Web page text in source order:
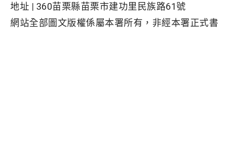
地址 | 360苗栗縣苗栗市建功里民族路61號
網站全部圖文版權係屬本署所有，非經本署正式書